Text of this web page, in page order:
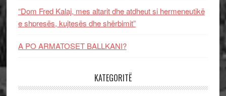
“Dom Fred Kalaj, mes altarit dhe atdheut si hermeneutikë
e shpresës, kujtesës dhe shërbimit”
A PO ARMATOSET BALLKANI?
KATEGORITË